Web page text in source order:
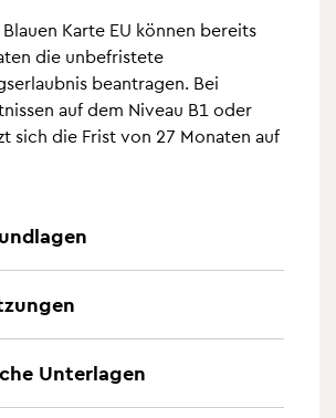
Karte EU können bereits
die unbefristete
beantragen. Bei
auf dem Niveau B1 oder
sich die Frist von 27 Monaten auf
Unterlagen